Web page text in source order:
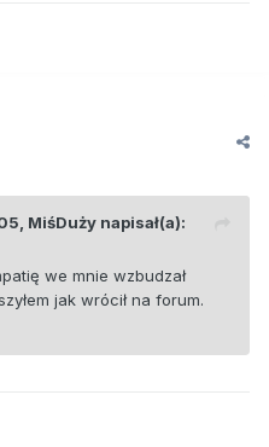
MiśDuży napisał(a):
we mnie wzbudzał
jak wrócił na forum.